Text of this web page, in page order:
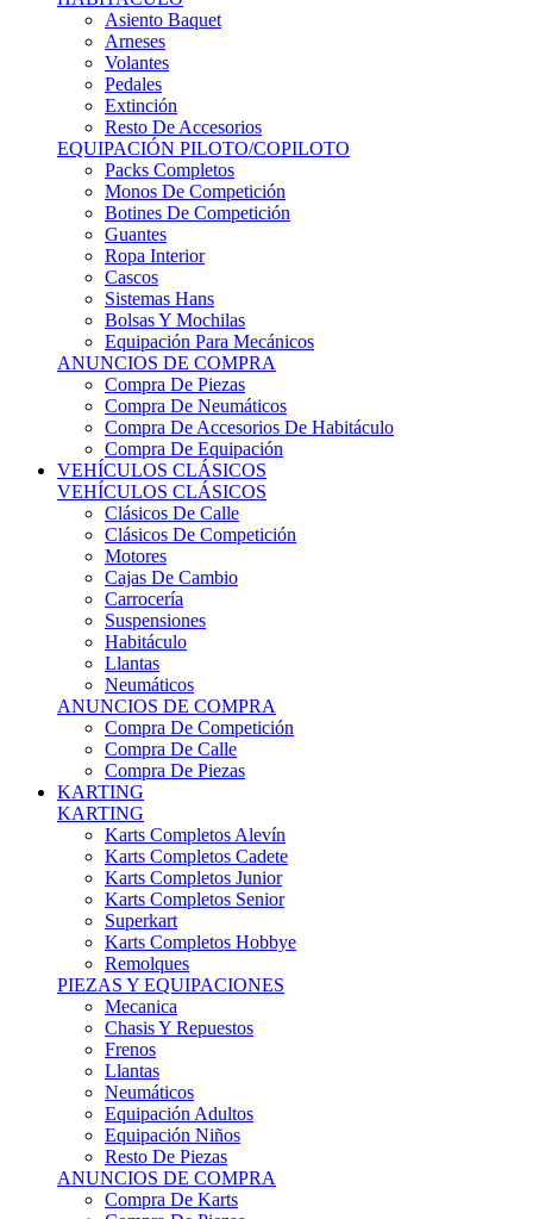
Arneses
Volantes
Pedales
Extinción
Resto De Accesorios
EQUIPACIÓN PILOTO/COPILOTO
Packs Completos
Monos De Competición
Botines De Competición
Guantes
Ropa Interior
Cascos
Sistemas Hans
Bolsas Y Mochilas
Equipación Para Mecánicos
ANUNCIOS DE COMPRA
Compra De Piezas
Compra De Neumáticos
Compra De Accesorios De Habitáculo
Compra De Equipación
VEHÍCULOS CLÁSICOS
VEHÍCULOS CLÁSICOS
Clásicos De Calle
Clásicos De Competición
Motores
Cajas De Cambio
Carrocería
Suspensiones
Habitáculo
Llantas
Neumáticos
ANUNCIOS DE COMPRA
Compra De Competición
Compra De Calle
Compra De Piezas
KARTING
KARTING
Karts Completos Alevín
Karts Completos Cadete
Karts Completos Junior
Karts Completos Senior
Superkart
Karts Completos Hobbye
Remolques
PIEZAS Y EQUIPACIONES
Mecanica
Chasis Y Repuestos
Frenos
Llantas
Neumáticos
Equipación Adultos
Equipación Niños
Resto De Piezas
ANUNCIOS DE COMPRA
Compra De Karts
Compra De Piezas
BARQUETAS, FÓRMULAS Y CM